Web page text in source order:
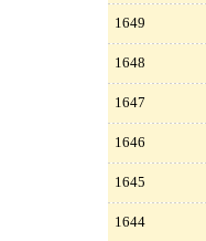
1649
1648
1647
1646
1645
1644